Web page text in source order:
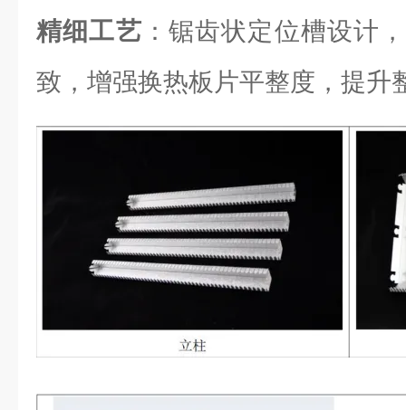
精细工艺 ：锯齿状定位槽设计
致，增强换热板片平整度，提升